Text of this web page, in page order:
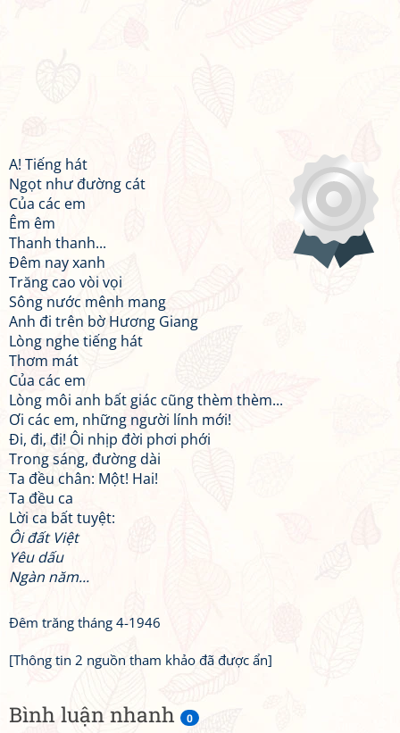
Bình luận nhanh 0
A! Tiếng hát
Ngọt như đường cát
Của các em
Êm êm
Thanh thanh...
Đêm nay xanh
Trăng cao vòi vọi
Sông nước mênh mang
Anh đi trên bờ Hương Giang
Lòng nghe tiếng hát
Thơm mát
Của các em
Lòng môi anh bất giác cũng thèm thèm...
Ơi các em, những người lính mới!
Đi, đi, đi! Ôi nhịp đời phơi phới
Trong sáng, đường dài
Ta đều chân: Một! Hai!
Ta đều ca
Lời ca bất tuyệt:
Ôi đất Việt
Yêu dấu
Ngàn năm...
Đêm trăng tháng 4-1946
[Thông tin 2 nguồn tham khảo đã được ẩn]